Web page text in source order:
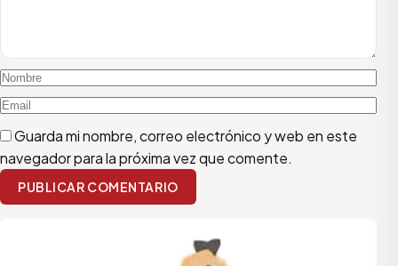
Guarda mi nombre, correo electrónico y web en este
navegador para la próxima vez que comente.
PUBLICAR COMENTARIO